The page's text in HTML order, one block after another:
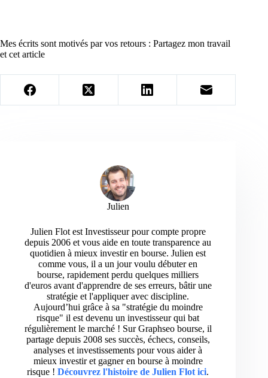
Mes écrits sont motivés par vos retours : Partagez mon travail
et cet article
Julien
Julien Flot est Investisseur pour compte propre
depuis 2006 et vous aide en toute transparence au
quotidien à mieux investir en bourse. Julien est
comme vous, il a un jour voulu débuter en
bourse, rapidement perdu quelques milliers
d'euros avant d'apprendre de ses erreurs, bâtir une
stratégie et l'appliquer avec discipline.
Aujourd’hui grâce à sa "stratégie du moindre
risque" il est devenu un investisseur qui bat
régulièrement le marché ! Sur Graphseo bourse, il
partage depuis 2008 ses succès, échecs, conseils,
analyses et investissements pour vous aider à
mieux investir et gagner en bourse à moindre
risque ! Découvrez l'histoire de Julien Flot ici.